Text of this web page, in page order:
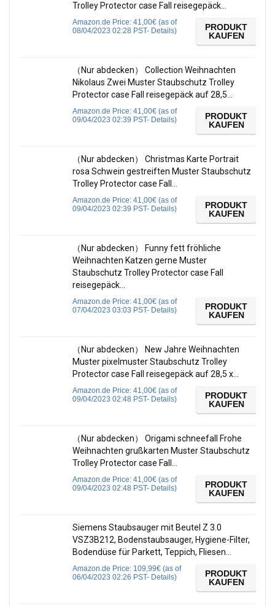
Trolley Protector case Fall reisegepäck…
Amazon.de Price: 41,00€ (as of
08/04/2023 02:28 PST- Details)
PRODUKT
KAUFEN
（Nur abdecken） Collection Weihnachten
Nikolaus Zwei Muster Staubschutz Trolley
Protector case Fall reisegepäck auf 28,5…
Amazon.de Price: 41,00€ (as of
09/04/2023 02:39 PST- Details)
PRODUKT
KAUFEN
（Nur abdecken） Christmas Karte Portrait
rosa Schwein gestreiften Muster Staubschutz
Trolley Protector case Fall…
Amazon.de Price: 41,00€ (as of
09/04/2023 02:39 PST- Details)
PRODUKT
KAUFEN
（Nur abdecken） Funny fett fröhliche
Weihnachten Katzen gerne Muster
Staubschutz Trolley Protector case Fall
reisegepäck…
Amazon.de Price: 41,00€ (as of
07/04/2023 03:03 PST- Details)
PRODUKT
KAUFEN
（Nur abdecken） New Jahre Weihnachten
Muster pixelmuster Staubschutz Trolley
Protector case Fall reisegepäck auf 28,5 x…
Amazon.de Price: 41,00€ (as of
09/04/2023 02:48 PST- Details)
PRODUKT
KAUFEN
（Nur abdecken） Origami schneefall Frohe
Weihnachten grußkarten Muster Staubschutz
Trolley Protector case Fall…
Amazon.de Price: 41,00€ (as of
09/04/2023 02:48 PST- Details)
PRODUKT
KAUFEN
Siemens Staubsauger mit Beutel Z 3.0
VSZ3B212, Bodenstaubsauger, Hygiene-Filter,
Bodendüse für Parkett, Teppich, Fliesen…
Amazon.de Price: 109,99€ (as of
06/04/2023 02:26 PST- Details)
PRODUKT
KAUFEN